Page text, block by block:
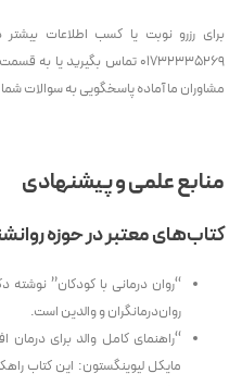
برای رزرو نوبت یا کسب اطلاعات
۰۱۷۳۲۳۳۵۲۶۹ تماس بگیرید
مشاوران ما آماده پاسخگویی به سوالات شما
منابع علمی و پیشنهادی
کتاب‌های معتبر در حوزه
“روان درمانی با کودکان” نوشته
روان‌درمانگران و والدین است.
“راهنمای کامل والد برای درمان
مایکل لیوینگستون: این کتاب